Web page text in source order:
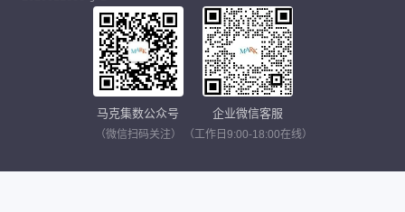
马克集数公众号
（微信扫码关注）
企业微信客服
（工作日9:00-18:00在线）